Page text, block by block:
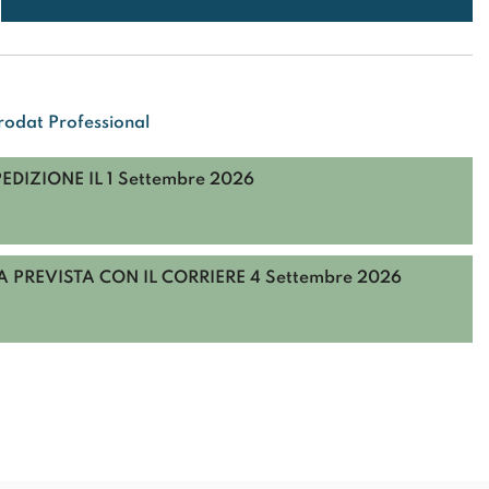
Professional
IL 1 Settembre 2026
PREVISTA CON IL CORRIERE 4 Settembre 2026